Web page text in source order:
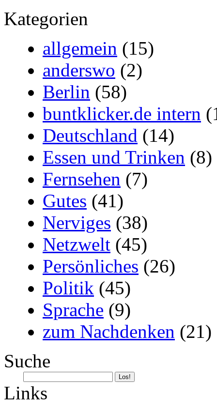
Kategorien
allgemein (15)
anderswo (2)
Berlin (58)
buntklicker.de intern
Deutschland (14)
Essen und Trinken (8)
Fernsehen (7)
Gutes (41)
Nerviges (38)
Netzwelt (45)
Persönliches (26)
Politik (45)
Sprache (9)
zum Nachdenken (21)
Suche
Links